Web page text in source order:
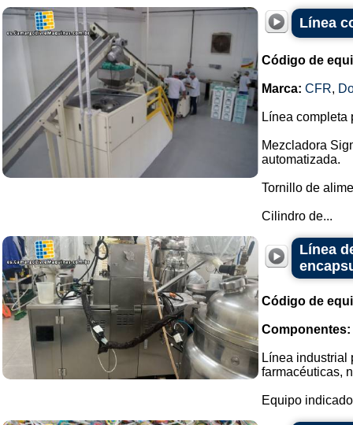
Línea
Código de
Marca: CFR,
Línea completa
Mezcladora
automatizada.
Tornillo de
Cilindro de...
Línea
Código de
Componentes:
Línea industrial
farmacéuticas,
Equipo